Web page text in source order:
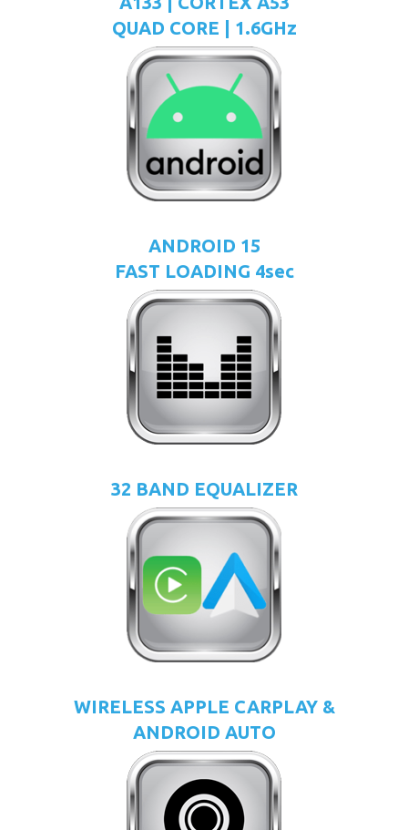
QUAD CORE | 1.6GHz
ANDROID 15
FAST LOADING 4sec
32 BAND EQUALIZER
WIRELESS APPLE CARPLAY &
ANDROID AUTO